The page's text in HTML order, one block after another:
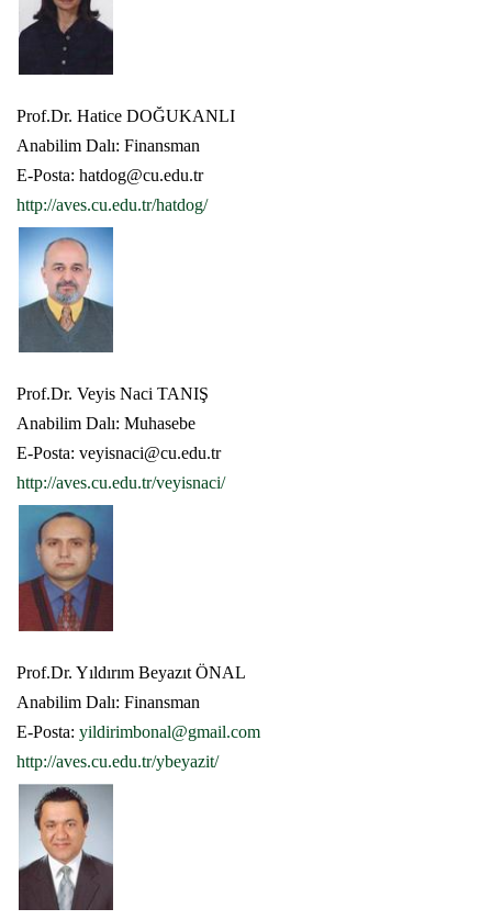
Prof.Dr. Hatice DOĞUKANLI
Anabilim Dalı: Finansman
E-Posta: hatdog@cu.edu.tr
http://aves.cu.edu.tr/hatdog/
Prof.Dr. Veyis Naci TANIŞ
Anabilim Dalı: Muhasebe
E-Posta: veyisnaci@cu.edu.tr
http://aves.cu.edu.tr/veyisnaci/
Prof.Dr. Yıldırım Beyazıt ÖNAL
Anabilim Dalı: Finansman
E-Posta: yildirimbonal@gmail.com
http://aves.cu.edu.tr/ybeyazit/